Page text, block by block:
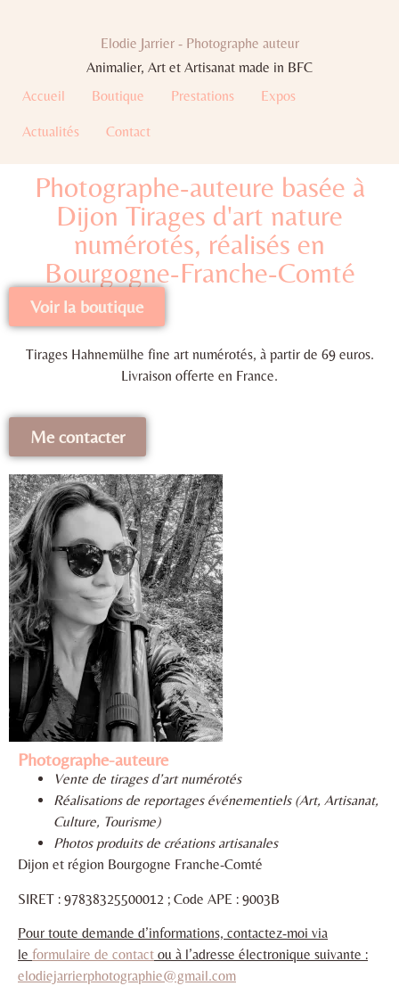
Elodie Jarrier - Photographe auteur
Animalier, Art et Artisanat made in BFC
Accueil
Boutique Prestations Expos
Actualités Contact
Photographe-auteure basée à
Dijon Tirages d'art nature
numérotés, réalisés en
Bourgogne-Franche-Comté
Voir la boutique
Tirages Hahnemülhe fine art numérotés, à partir de 69 euros.
Livraison offerte en France.
Me contacter
Photographe-auteure
Vente de tirages d’art numérotés
Réalisations de reportages événementiels (Art, Artisanat,
Culture, Tourisme)
Photos produits de créations artisanales
Dijon et région Bourgogne Franche-Comté
SIRET : 97838325500012 ; Code APE : 9003B
Pour toute demande d’informations, contactez-moi via
le formulaire de contact ou à l’adresse électronique suivante :
elodiejarrierphotographie@gmail.com